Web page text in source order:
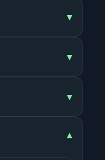
▾
▾
▾
▾